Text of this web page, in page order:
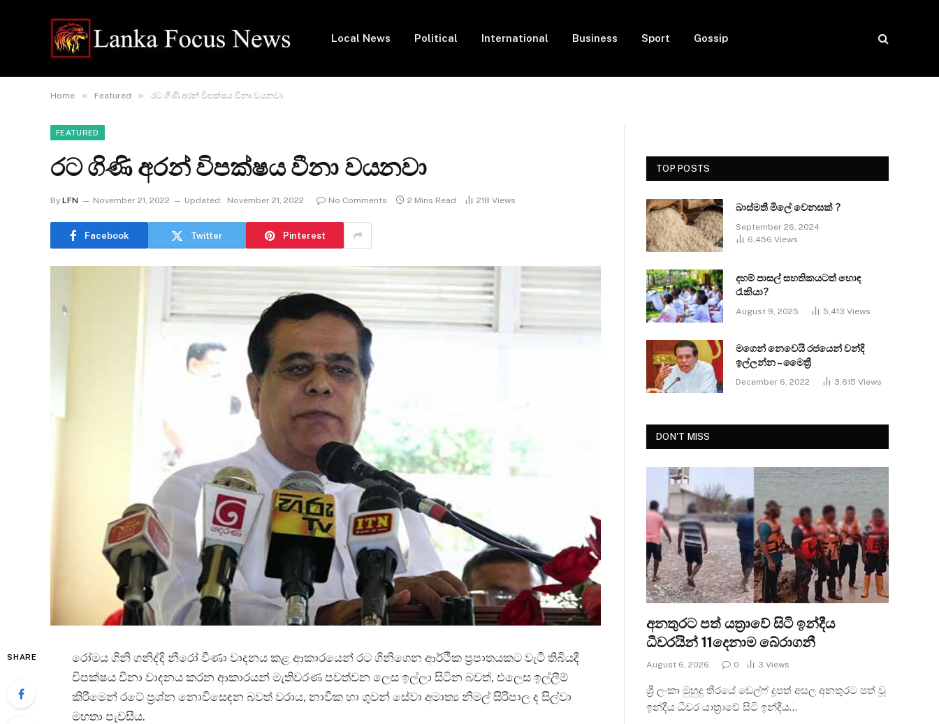
Local News Political International Business Sport Gossip
Home » Featured » රට ගිණි අරන් විපක්ෂය වීනා වයනවා
FEATURED
රට ගිණි අරන් විපක්ෂය වීනා වයනවා
By LFN November 21, 2022 Updated: November 21, 2022 No Comments 2 Mins Read 218 Views
Facebook Twitter Pinterest
SHARE
රෝමය ගිනි ගනිද්දි නීරෝ වීණා වාදනය කළ ආකාරයෙන් රට ගිනිගෙන ආර්ථික ප්‍රපාතයකට වැටී තිබියදී
විපක්ෂය වීනා වාදනය කරන ආකාරයන් මැතිවරණ පවත්වන ලෙස ඉල්ලා සිටින බවත්, එලෙස ඉල්ලීම්
කිරීමෙන් රටේ ප්‍රශ්න නොවිසෙඳන බවත් වරාය, නාවික හා ගුවන් සේවා අමාත්‍ය නිමල් සිරිපාල ද සිල්වා
මහතා පැවසීය.
TOP POSTS
බාස්මතී මිලේ වෙනසක් ?
September 26, 2024
6,456 Views
දහම් පාසල් සහතිකයටත් හොඳ
රැකියා?
August 9, 2025 5,413 Views
මගෙන් නෙවෙයි රජයෙන් වන්දි
ඉල්ලන්න – මෛත්‍රී
December 6, 2022 3,615 Views
DON'T MISS
අනතුරට පත් යත්‍රාවේ සිටි ඉන්දීය
ධීවරයින් 11දෙනාම බේරාගනී
August 6, 2026 0 3 Views
ශ්‍රී ලංකා මුහුදු තීරයේ ඩෙල්ෆ් දූපත් අසල අනතුරට පත් වූ
ඉන්දීය ධීවර යාත්‍රාවේ සිටි ඉන්දීය…